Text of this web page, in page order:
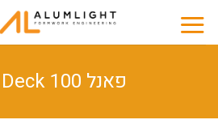
content
פאנל Rasta Deck 100